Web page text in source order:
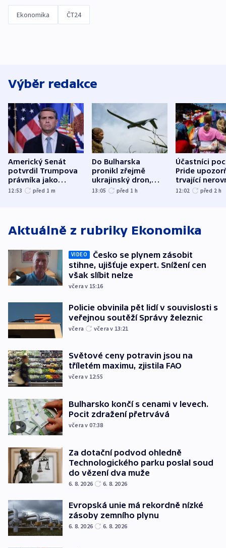
Ekonomika ČT24
Výběr redakce
Americký Senát
potvrdil Trumpova
právníka jako
ministra
12:53 před 1 m
Do Bulharska
pronikl zřejmě
ukrajinský dron,
explodoval kilometr
13:05 před 1 h
Účastníci
Pride
trvající
12:02 před 2 h
Aktuálně z rubriky Ekonomika
VIDEO
Česko se plynem zásobit
stihne, ujišťuje expert. Snížení cen
však slíbit nelze
včera v 15:16
Policie obvinila pět lidí v souvislosti s
veřejnou soutěží Správy železnic
včera včera v 13:21
Světové ceny potravin jsou na
tříletém maximu, zjistila FAO
včera v 12:55
Bulharsko končí s cenami v levech.
Pocit zdražení přetrvává
včera v 07:38
Za dotační podvod ohledně
Technologického parku poslal soud
do vězení dva muže
6. 8. 2026 6. 8. 2026
Evropská unie má rekordně nízké
zásoby zemního plynu
6. 8. 2026 6. 8. 2026